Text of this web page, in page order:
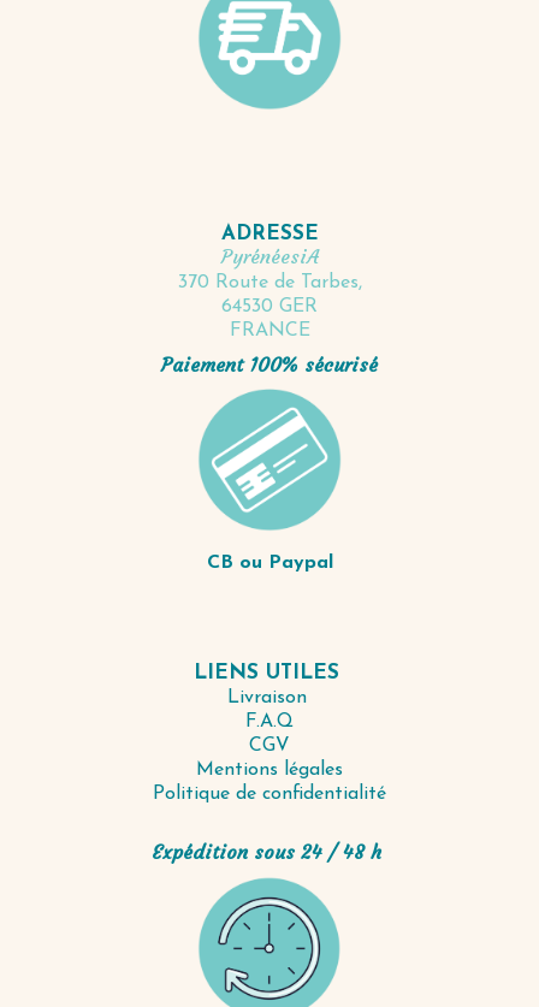
ADRESSE
PyrénéesiA
370 Route de Tarbes,
64530 GER
FRANCE
Paiement 100% sécurisé
CB ou Paypal
LIENS UTILES
Livraison
F.A.Q
CGV
Mentions légales
Politique de confidentialité
Expédition sous 24 / 48 h